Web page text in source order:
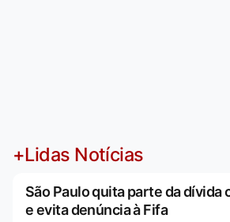
+Lidas Notícias
São Paulo quita parte da dívida
e evita denúncia à Fifa